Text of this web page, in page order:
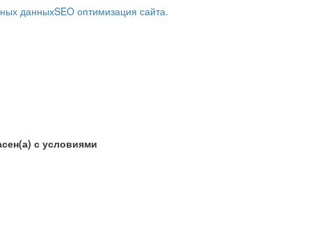
данныхSEO оптимизация сайта.
с условиями